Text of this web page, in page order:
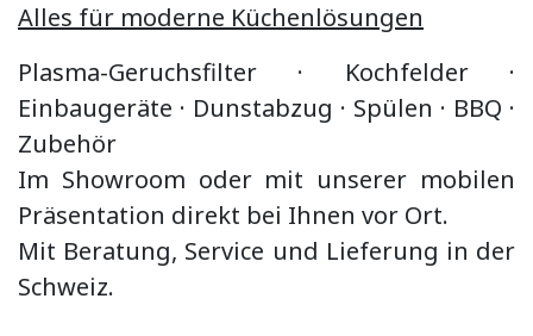
Alles für moderne Küchenlösungen
Plasma-Geruchsfilter · Kochfelder ·
Einbaugeräte · Dunstabzug · Spülen · BBQ ·
Zubehör
Im Showroom oder mit unserer mobilen
Präsentation direkt bei Ihnen vor Ort.
Mit Beratung, Service und Lieferung in der
Schweiz.